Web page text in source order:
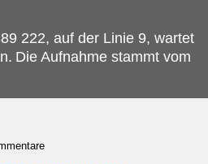
222, auf der Linie 9, wartet
Die Aufnahme stammt vom